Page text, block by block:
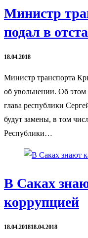
Министр
подал в
18.04.2018
Министр транспорта
об увольнении. Об
глава республики
будут замены, в том
Республики…
В Саках
коррупцией
18.04.201818.04.2018